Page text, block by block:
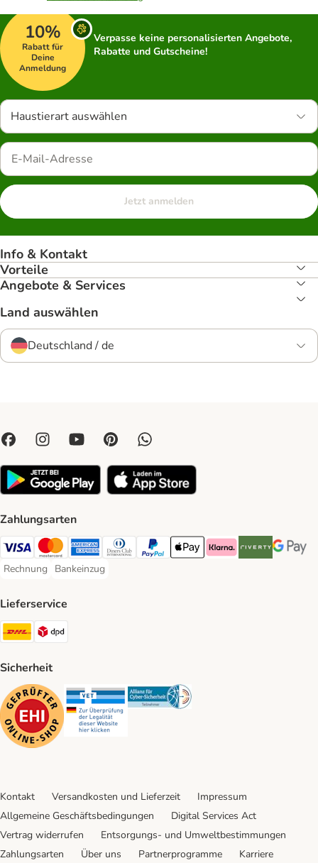
10%
Rabatt für
Deine
Anmeldung
Verpasse keine personalisierten Angebote,
Rabatte und Gutscheine!
Haustierart auswählen
Jetzt anmelden
Info & Kontakt
Vorteile
Angebote & Services
Land auswählen
Deutschland / de
Zahlungsarten
Visa Payment Method
Mastercard Payment Method
American Express Payment Method
Diners Club Payment Method
PayPal Payment Method
Apple Pay Payment Method
Klarna Payment Method
Riverty Payment
Google
Rechnung
Rechnung Payment Method
Bankeinzug
Bankeinzug Payment Method
Lieferservice
DHL Shipping Method
Sicherheit
Security Security Security
Kontakt Versandkosten und Lieferzeit
Impressum
Allgemeine Geschäftsbedingungen
Digital Services Act
Vertrag widerrufen
Entsorgungs- und Umweltbestimmungen
Zahlungsarten
Über uns Partnerprogramme Karriere